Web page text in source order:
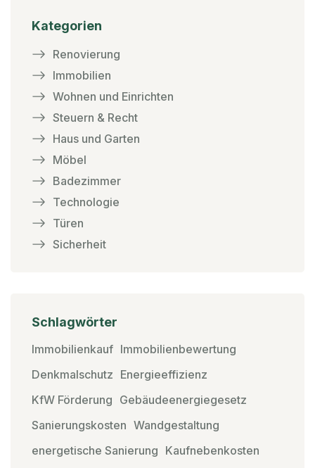
Kategorien
Renovierung
Immobilien
Wohnen und Einrichten
Steuern & Recht
Haus und Garten
Möbel
Badezimmer
Technologie
Türen
Sicherheit
Schlagwörter
Immobilienkauf Immobilienbewertung
Denkmalschutz Energieeffizienz
KfW Förderung Gebäudeenergiegesetz
Sanierungskosten Wandgestaltung
energetische Sanierung Kaufnebenkosten